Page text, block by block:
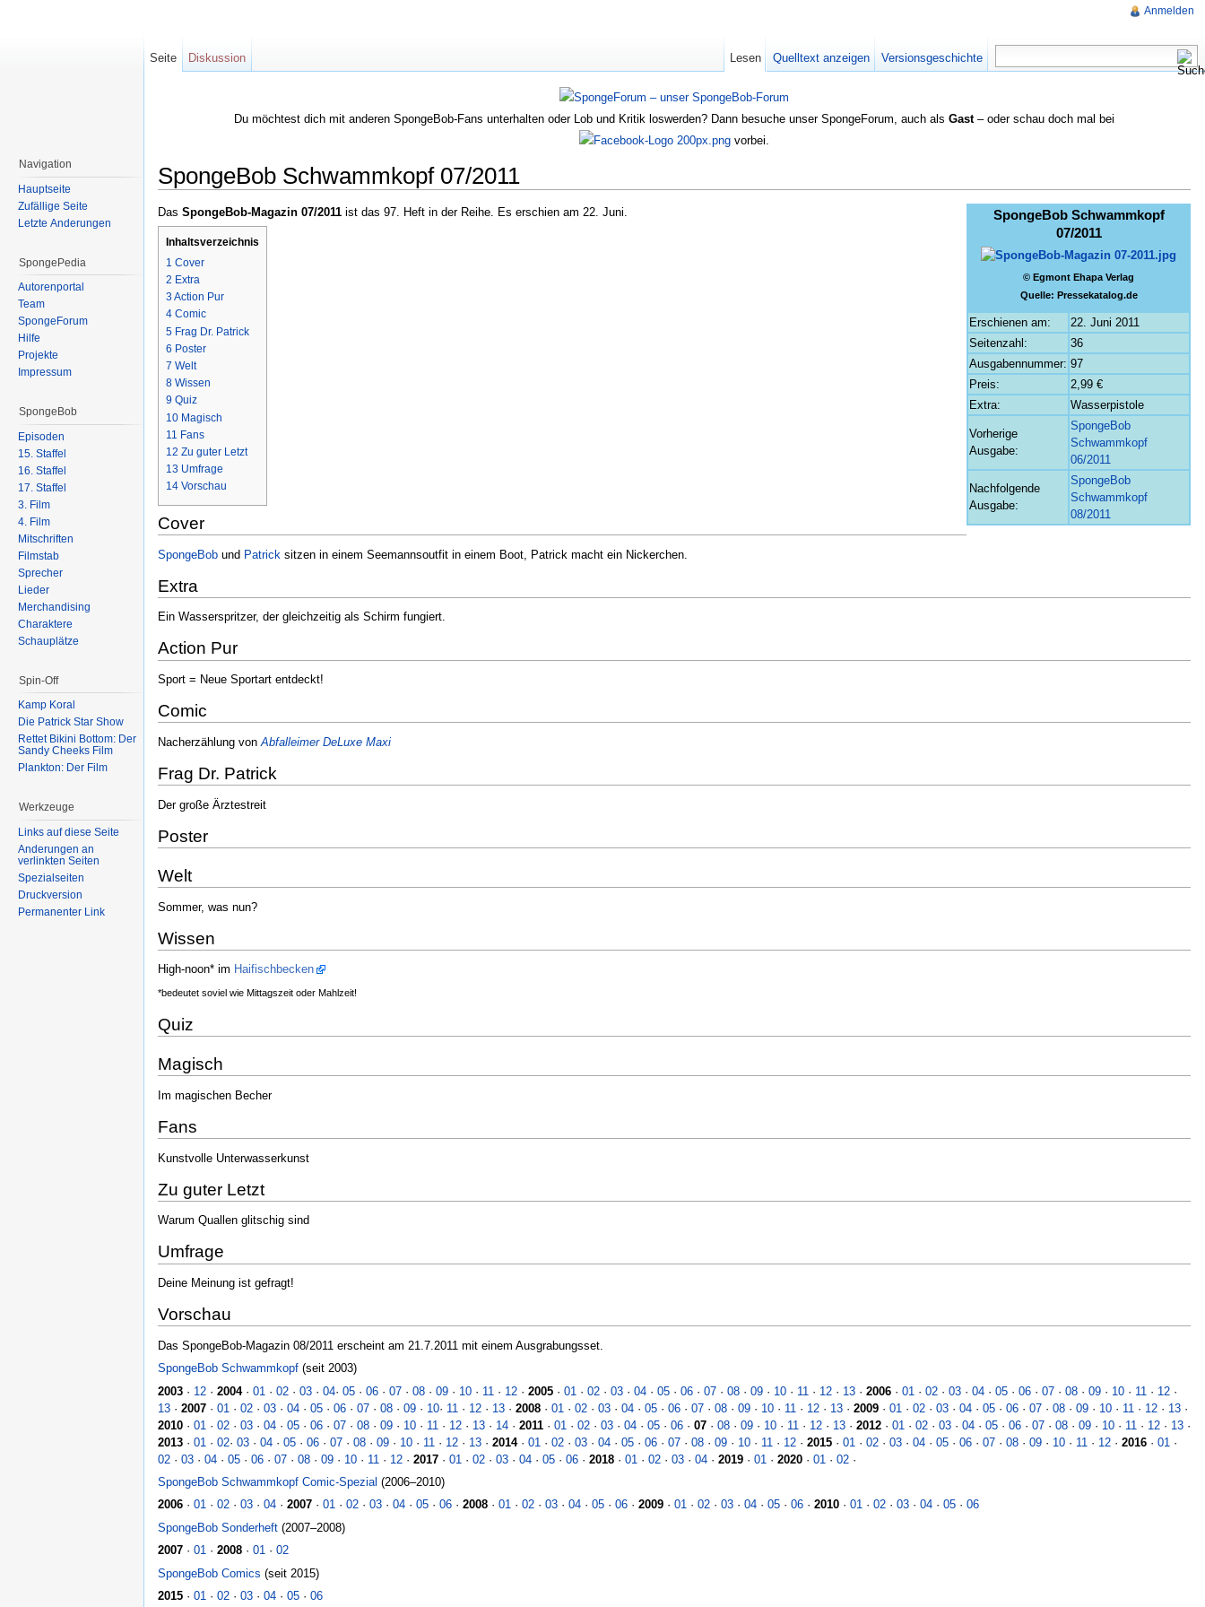
Du möchtest dich mit anderen SpongeBob-Fans unterhalten oder Lob und Kritik loswerden? Dann besuche unser SpongeForum, auch als Gast– oder schau doch mal bei
vorbei.
SpongeBob Schwammkopf 07/2011
SpongeBob Schwammkopf
07/2011
© Egmont Ehapa Verlag
Quelle: Pressekatalog.de
Erschienen am:
22. Juni 2011
Seitenzahl:
36
Ausgabennummer: 97
Preis:
2,99 €
Extra:
Wasserpistole
Vorherige
Ausgabe:
SpongeBob
Schwammkopf
06/2011
Nachfolgende
Ausgabe:
SpongeBob
Schwammkopf
08/2011
Das SpongeBob-Magazin 07/2011 ist das 97. Heft in der Reihe. Es erschien am 22. Juni.
Inhaltsverzeichnis
1 Cover
2 Extra
3Action Pur
4 Comic
5 Frag Dr. Patrick
6 Poster
7 Welt
8 Wissen
9 Quiz
10 Magisch
11 Fans
12 Zu guter Letzt
13 Umfrage
14 Vorschau
Cover
SpongeBob und Patrick sitzen in einem Seemannsoutfit in einem Boot, Patrick macht ein Nickerchen.
Extra
Ein Wasserspritzer, der gleichzeitig als Schirm fungiert.
Action Pur
Sport = Neue Sportart entdeckt!
Comic
Nacherzählung von Abfalleimer DeLuxe Maxi
Frag Dr. Patrick
Der große Ärztestreit
Poster
Welt
Sommer, was nun?
Wissen
High-noon* im Haifischbecken
*bedeutet soviel wie Mittagszeit oder Mahlzeit!
Quiz
Magisch
Im magischen Becher
Fans
Kunstvolle Unterwasserkunst
Zu guter Letzt
Warum Quallen glitschig sind
Umfrage
Deine Meinung ist gefragt!
Vorschau
Das SpongeBob-Magazin 08/2011 erscheint am 21.7.2011 mit einem Ausgrabungsset.
SpongeBob Schwammkopf (seit 2003)
2003 · 12 · 2004· 01 · 02 · 03 · 04· 05 · 06 · 07 · 08 · 09 · 10 · 11 · 12 · 2005 · 01 · 02 · 03 · 04 · 05 · 06 · 07 · 08 · 09 · 10 · 11 · 12 · 13 · 2006 · 01 · 02 · 03 · 04 · 05 · 06 · 07 · 08 · 09 · 10 · 11 · 12 ·
13 · 2007 · 01 · 02 · 03 · 04 · 05 · 06 · 07 · 08 · 09 · 10· 11 · 12 · 13 · 2008 · 01 · 02 · 03 · 04 · 05 · 06 · 07 · 08 · 09 · 10 · 11 · 12 · 13 · 2009 · 01 · 02 · 03 · 04 · 05 · 06 · 07 · 08 · 09 · 10 · 11 · 12 · 13 ·
2010 · 01 · 02 · 03 · 04 · 05 · 06 · 07 · 08 · 09 · 10 · 11 · 12 · 13 · 14 · 2011 · 01 · 02 · 03 · 04 · 05 · 06 · 07 · 08 · 09 · 10 · 11 · 12 · 13 · 2012 · 01 · 02 · 03 · 04 · 05 · 06 · 07 · 08 · 09 · 10 · 11 · 12 · 13 ·
2013 · 01 · 02· 03 · 04 · 05 · 06 · 07 · 08 · 09 · 10 · 11 · 12 · 13 · 2014· 01 · 02 · 03 · 04 · 05 · 06 · 07 · 08 · 09 · 10 · 11 · 12 · 2015 · 01 · 02 · 03 · 04 · 05 · 06 · 07 · 08 · 09 · 10 · 11 · 12 · 2016 · 01 ·
02 · 03 · 04 · 05 · 06 · 07 · 08 · 09 · 10 · 11 · 12 · 2017 · 01 · 02 · 03 · 04 · 05 · 06 · 2018 · 01 · 02 · 03 · 04 · 2019 · 01 · 2020 · 01 · 02 ·
SpongeBob Schwammkopf Comic-Spezial (2006–2010)
2006 · 01 · 02 · 03 · 04 · 2007 · 01 · 02 · 03 · 04 · 05 · 06 · 2008 · 01 · 02 · 03 · 04 · 05 · 06 · 2009 · 01 · 02 · 03 · 04 · 05 · 06 · 2010 · 01 · 02 · 03 · 04 · 05 · 06
SpongeBob Sonderheft (2007–2008)
2007 · 01 · 2008 · 01 · 02
SpongeBob Comics (seit 2015)
2015 · 01 · 02 · 03 · 04 · 05 · 06
Anmelden
Seite Diskussion Lesen Quelltext anzeigen Versionsgeschichte
Navigation
Hauptseite
Zufällige Seite
Letzte Änderungen
SpongePedia
Autorenportal
Team
SpongeForum
Hilfe
Projekte
Impressum
SpongeBob
Episoden
15. Staffel
16. Staffel
17. Staffel
3. Film
4. Film
Mitschriften
Filmstab
Sprecher
Lieder
Merchandising
Charaktere
Schauplätze
Spin-Off
Kamp Koral
Die Patrick Star Show
Rettet Bikini Bottom: Der
Sandy Cheeks Film
Plankton: Der Film
Werkzeuge
Links auf diese Seite
Änderungen an
verlinkten Seiten
Spezialseiten
Druckversion
Permanenter Link